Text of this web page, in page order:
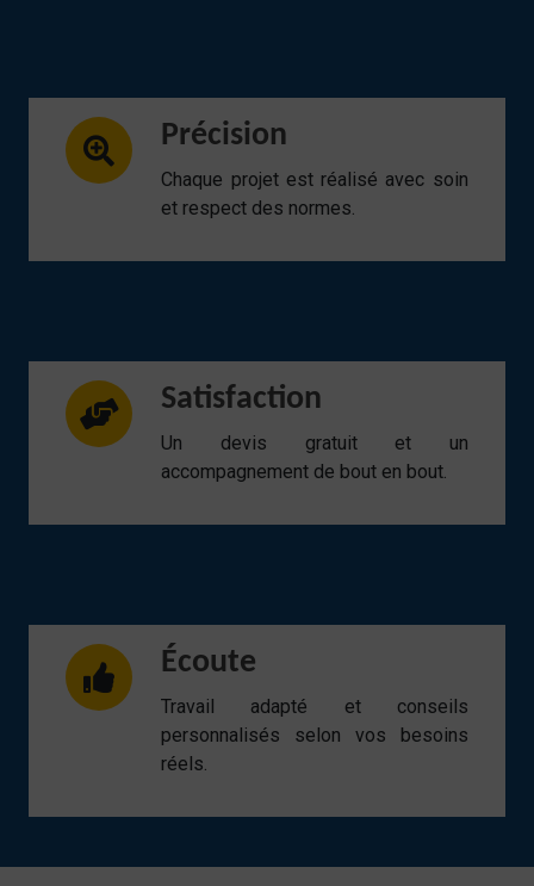
Précision
Chaque projet est réalisé avec soin
et respect des normes.
Satisfaction
Un devis gratuit et un
accompagnement de bout en bout.
Écoute
Travail adapté et conseils
personnalisés selon vos besoins
réels.